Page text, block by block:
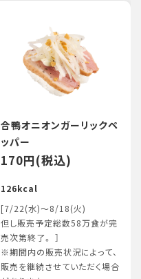
合鴨オニオンガーリックペ
ッパー
170円(税込)
126kcal
[7/22(水)～8/18(火)
但し販売予定総数58万食が完
売次第終了。 ］
※期間内の販売状況によって、
販売を継続させていただく場合